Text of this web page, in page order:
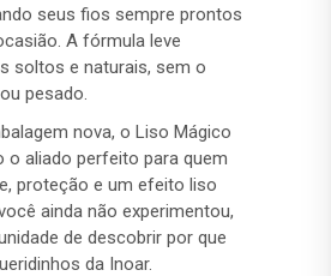
seus fios sempre prontos
A fórmula leve
soltos e naturais, sem o
pesado.
nova, o Liso Mágico
o aliado perfeito para quem
proteção e um efeito liso
ainda não experimentou,
de descobrir por que
da Inoar.